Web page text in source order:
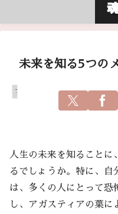
未来を知る5つの
アガスティアの葉
人生の未来を知ることに
るでしょうか。特に、自
は、多くの人にとって恐
し、アガスティアの葉に